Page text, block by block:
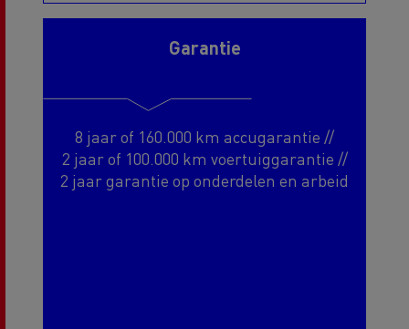
Garantie
8 jaar of 160.000 km accugarantie //
2 jaar of 100.000 km voertuiggarantie //
2 jaar garantie op onderdelen en arbeid